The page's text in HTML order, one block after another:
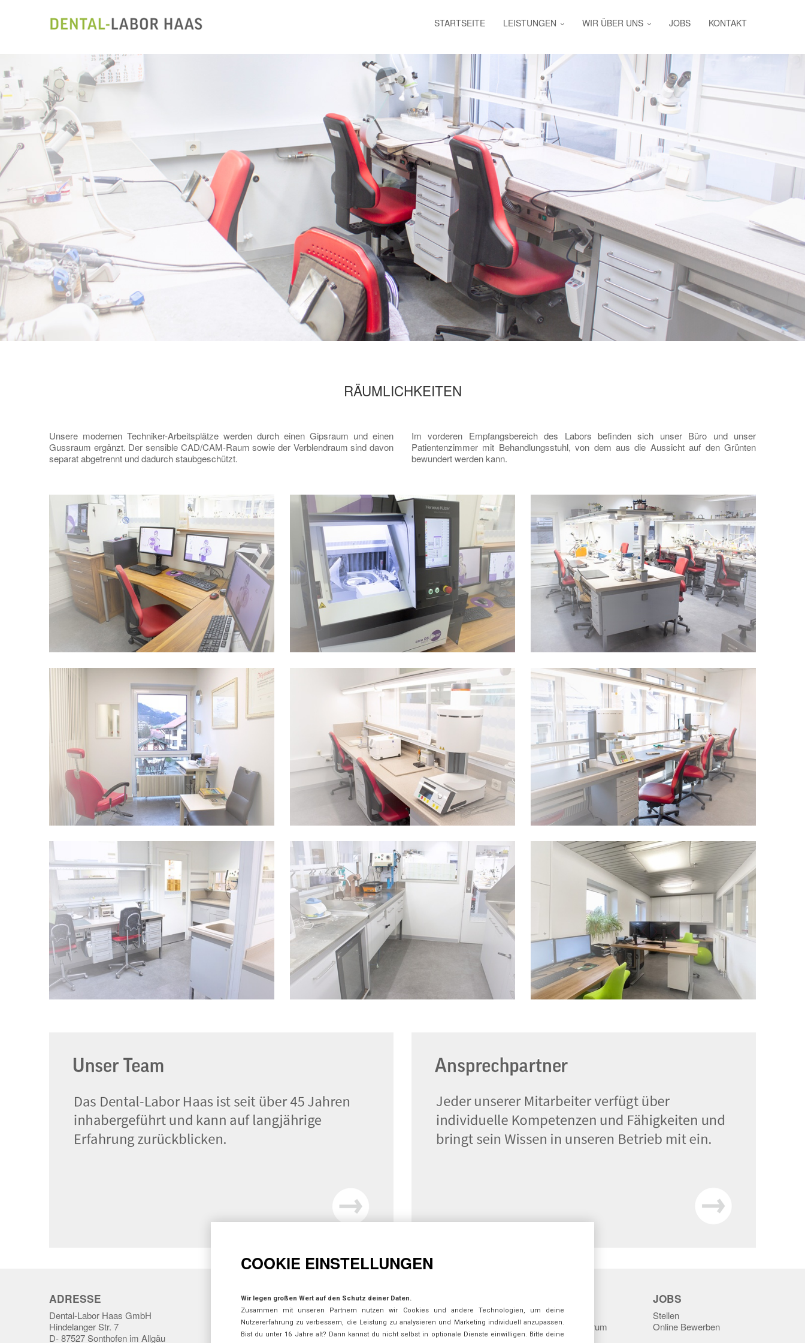
STARTSEITE LEISTUNGEN WIR ÜBER UNS JOBS KONTAKT
RÄUMLICHKEITEN
Unsere modernen Techniker-Arbeitsplätze werden durch einen Gipsraum und einen
Gussraum ergänzt. Der sensible CAD/CAM-Raum sowie der Verblendraum sind davon
separat abgetrennt und dadurch staubgeschützt.
Im vorderen Empfangsbereich des Labors befinden sich unser Büro und unser
Patientenzimmer mit Behandlungsstuhl, von dem aus die Aussicht auf den Grünten
bewundert werden kann.
ADRESSE
Dental-Labor Haas GmbH
Hindelanger Str. 7
D- 87527 Sonthofen im Allgäu
KONTAKTDATEN
T +49 (0) 83 21 / 32 62
F +49 (0) 83 21 / 89 224
dentallabor.haas@t-online.de
Impressum
Datenschutz
E-Mail Datenschutz
Startseite
Leistungsspektrum
Wir über uns
JOBS
Stellen
Online Bewerben
COOKIE EINSTELLUNGEN
Wir legen großen Wert auf den Schutz deiner Daten.
Zusammen mit unseren Partnern nutzen wir Cookies und andere Technologien, um deine
Nutzererfahrung zu verbessern, die Leistung zu analysieren und Marketing individuell anzupassen.
Bist du unter 16 Jahre alt? Dann kannst du nicht selbst in optionale Dienste einwilligen. Bitte deine